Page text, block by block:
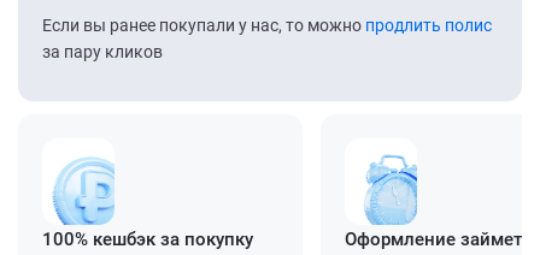
Если вы ранее покупали у нас, то можно продлить полис
за пару кликов
100% кешбэк за покупку
Оформление займет